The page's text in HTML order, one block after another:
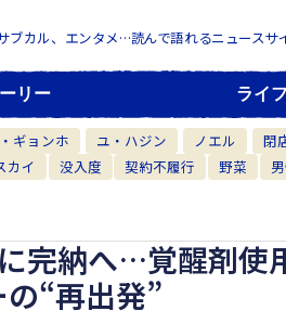
ブカル、エンタメ…読んで語れるニュースサ
リー ライフ
ギョンホ ユ・ハジン ノエル 閉
カイ 没入度 契約不履行 野菜
完納へ…覚醒剤使
“再出発”